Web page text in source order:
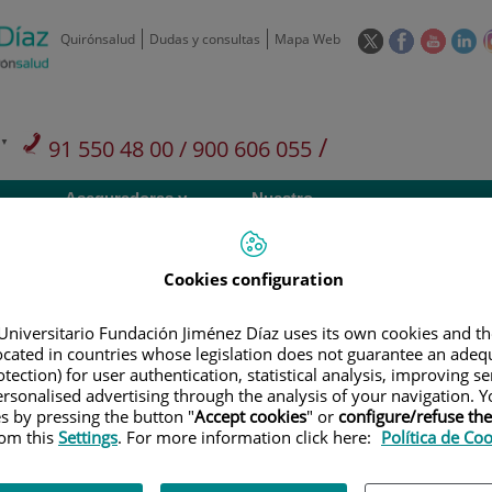
Quirónsalud Dudas y consultas Mapa Web
Este
ventana
nueva.
Este
ventana
nueva.
Este
nueva.
91 550 48 00 / 900 606 055/
Privados: 91 090 05 16
Aseguradoras y
Nuestro
Investigación
Teléfono de atención al usuario900 301 013
Cookies configuration
Fundación Jiménez Díaz uses its own cookies and
in countries whose legislation does not guarantee an
for user authentication, statistical analysis, improving
advertising through the analysis of your navigation.
by pressing the button "Accept cookies" or configure/refuse
thisSettings. For more information click here: Política de